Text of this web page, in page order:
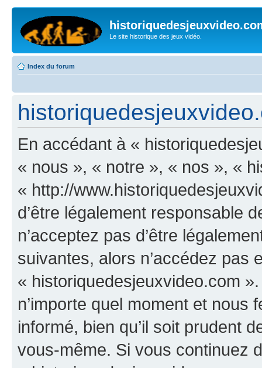
Le site historique des jeux vidéo.
Index du forum
En accédant à «
« nous », « notre », « nos », «
« http://
d’être légalement responsable
n’acceptez pas d’être
suivantes, alors n’accédez pas
« historiquedesjeuxvideo.com
n’importe quel moment et
informé, bien qu’il soit prudent
vous-même. Si vous continuez